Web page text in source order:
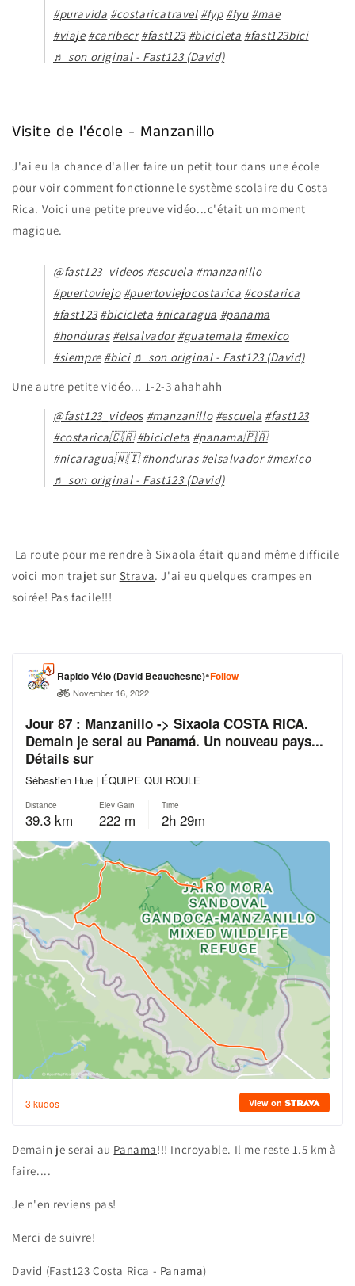
#puravida #costaricatravel #fyp #fyu #mae
#viaje #caribecr #fast123 #bicicleta #fast123bici
♬ son original - Fast123 (David)
Visite de l'école - Manzanillo
J'ai eu la chance d'aller faire un petit tour dans une école
pour voir comment fonctionne le système scolaire du Costa
Rica. Voici une petite preuve vidéo...c'était un moment
magique.
@fast123_videos #escuela #manzanillo
#puertoviejo #puertoviejocostarica #costarica
#fast123 #bicicleta #nicaragua #panama
#honduras #elsalvador #guatemala #mexico
#siempre #bici ♬ son original - Fast123 (David)
Une autre petite vidéo... 1-2-3 ahahahh
@fast123_videos #manzanillo #escuela #fast123
#costarica🇨🇷 #bicicleta #panama🇵🇦
#nicaragua🇳🇮 #honduras #elsalvador #mexico
♬ son original - Fast123 (David)
La route pour me rendre à Sixaola était quand même difficile
voici mon trajet sur Strava. J'ai eu quelques crampes en
soirée! Pas facile!!!
Demain je serai au Panama!!! Incroyable. Il me reste 1.5 km à
faire....
Je n'en reviens pas!
Merci de suivre!
David (Fast123 Costa Rica - Panama)